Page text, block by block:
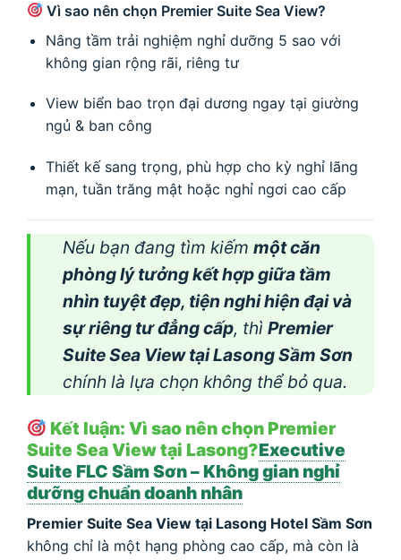
Vì sao nên chọn Premier Suite Sea View?
Nâng tầm trải nghiệm nghỉ dưỡng 5 sao với
không gian rộng rãi, riêng tư
View biển bao trọn đại dương ngay tại giường
ngủ & ban công
Thiết kế sang trọng, phù hợp cho kỳ nghỉ lãng
mạn, tuần trăng mật hoặc nghỉ ngơi cao cấp
Nếu bạn đang tìm kiếm một căn
phòng lý tưởng kết hợp giữa tầm
nhìn tuyệt đẹp, tiện nghi hiện đại và
sự riêng tư đẳng cấp, thì Premier
Suite Sea View tại Lasong Sầm Sơn
chính là lựa chọn không thể bỏ qua.
Kết luận: Vì sao nên chọn Premier
Suite Sea View tại Lasong?Executive
Suite FLC Sầm Sơn – Không gian nghỉ
dưỡng chuẩn doanh nhân
Premier Suite Sea View tại Lasong Hotel Sầm Sơn
không chỉ là một hạng phòng cao cấp, mà còn là